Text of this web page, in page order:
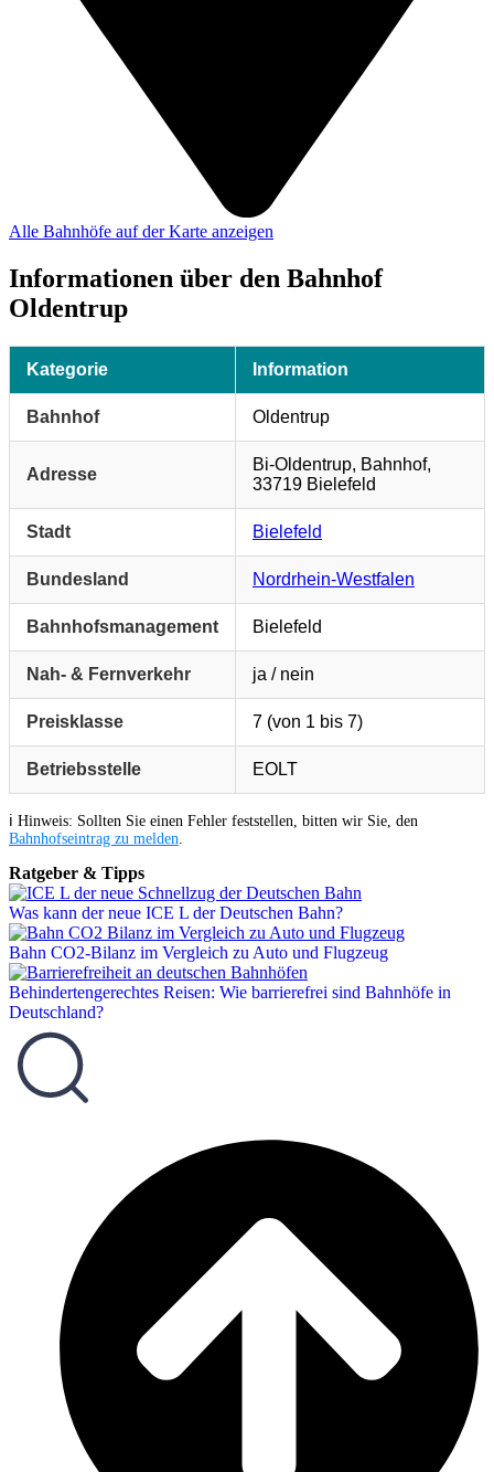
Alle Bahnhöfe auf der Karte anzeigen
Informationen über den Bahnhof
Oldentrup
Kategorie Information
Bahnhof Oldentrup
Adresse
Bi-Oldentrup, Bahnhof,
33719 Bielefeld
Stadt Bielefeld
Bundesland Nordrhein-Westfalen
Bahnhofsmanagement Bielefeld
Nah- & Fernverkehr ja / nein
Preisklasse 7 (von 1 bis 7)
Betriebsstelle EOLT
ℹ️ Hinweis: Sollten Sie einen Fehler feststellen, bitten wir Sie, den
Bahnhofseintrag zu melden
Ratgeber & Tipps
Was kann der neue ICE L der Deutschen Bahn?
Bahn CO2-Bilanz im Vergleich zu Auto und Flugzeug
Behindertengerechtes Reisen: Wie barrierefrei sind Bahnhöfe in
Deutschland?